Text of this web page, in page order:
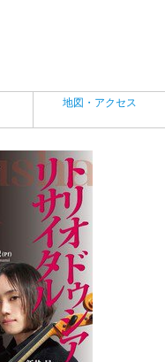
地図・アクセス